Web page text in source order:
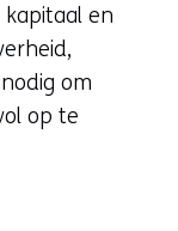
en
om
op te